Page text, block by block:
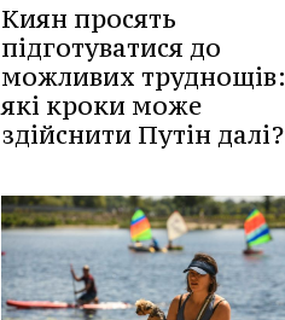
Киян просять
підготуватися до
можливих труднощів:
які кроки може
здійснити Путін далі?